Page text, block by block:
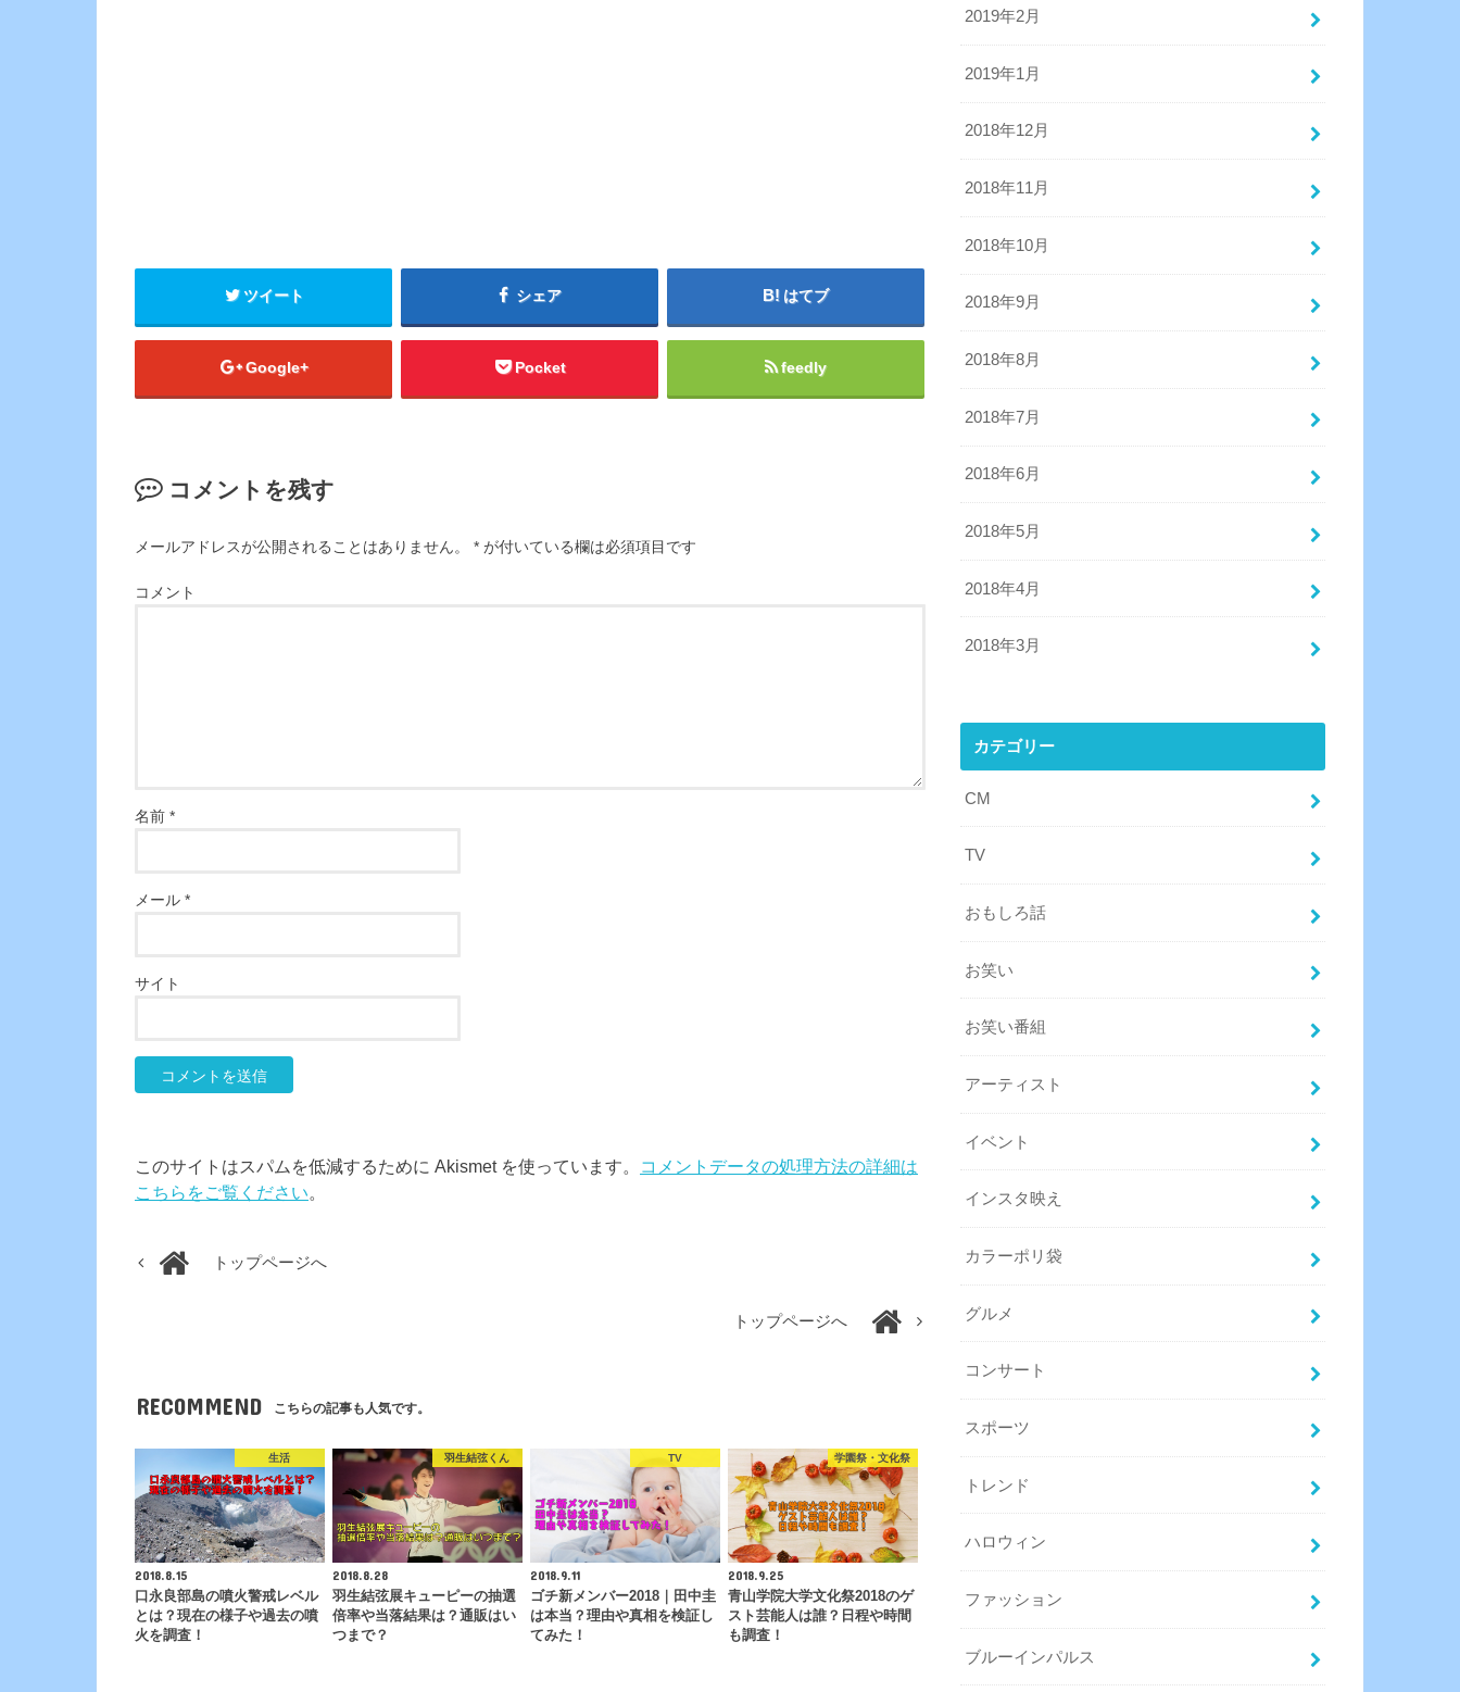
ツイート シェア はてブ
Google+ Pocket feedly
コメントを残す
メールアドレスが公開されることはありません。 * が付いている欄は必須項目です
コメント
名前 *
メール *
サイト
このサイトはスパムを低減するために Akismet を使っています。
コメントデータの処理方法の詳細は
こちらをご覧ください。
トップページへ
トップページへ
RECOMMEND こちらの記事も人気です。
生活
2018.8.15
口永良部島の噴火警戒レベル
とは？現在の様子や過去の噴
火を調査！
羽生結弦くん
2018.8.28
羽生結弦展キューピーの抽選
倍率や当落結果は？通販はい
つまで？
TV
2018.9.11
ゴチ新メンバー2018｜田中圭
は本当？理由や真相を検証し
てみた！
学園祭・文化祭
2018.9.25
青山学院大学文化祭2018のゲ
スト芸能人は誰？日程や時間
も調査！
2019年2月
2019年1月
2018年12月
2018年11月
2018年10月
2018年9月
2018年8月
2018年7月
2018年6月
2018年5月
2018年4月
2018年3月
カテゴリー
CM
TV
おもしろ話
お笑い
お笑い番組
アーティスト
イベント
インスタ映え
カラーポリ袋
グルメ
コンサート
スポーツ
トレンド
ハロウィン
ファッション
ブルーインパルス